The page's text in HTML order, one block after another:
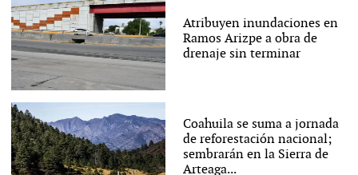
Atribuyen inundaciones en
Ramos Arizpe a obra de
drenaje sin terminar
Coahuila se suma a jornada
de reforestación nacional;
sembrarán en la Sierra de
Arteaga...